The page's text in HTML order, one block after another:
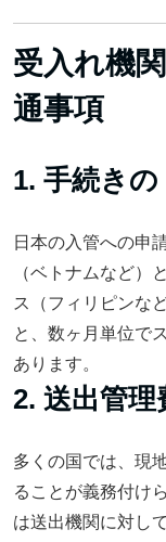
受入れ機
通事項
1. 手続き
日本の入管への申
（ベトナムなど）
ス（フィリピンな
と、数ヶ月単位で
あります。
2. 送出管
多くの国では、現
ることが義務付け
は送出機関に対し